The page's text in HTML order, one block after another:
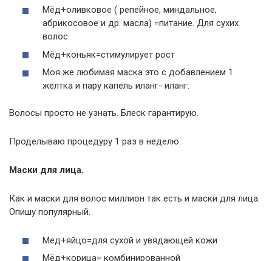
Мёд+оливковое ( репейное, миндальное,
абрикосовое и др. масла) =питание. Для сухих
волос
Мёд+коньяк=стимулирует рост
Моя же любимая маска это с добавлением 1
желтка и пару капель иланг- иланг.
Волосы просто не узнать. Блеск гарантирую.
Проделываю процедуру 1 раз в неделю.
Маски для лица.
Как и маски для волос миллион так есть и маски для лица.
Опишу популярный.
Мёд+яйцо=для сухой и увядающей кожи
Мёд+корица= комбинированной